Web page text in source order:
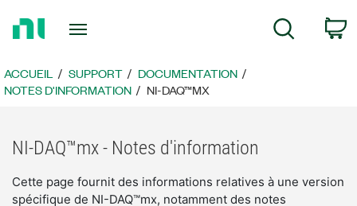
page
d’accueil
ACCUEIL SUPPORT
DOCUMENTATION
NOTES D'INFORMATION
NI-DAQ™MX
NI-DAQ™mx - Notes d'information
Cette page fournit des informations relatives à une version
spécifique de NI-DAQ™mx, notamment des notes